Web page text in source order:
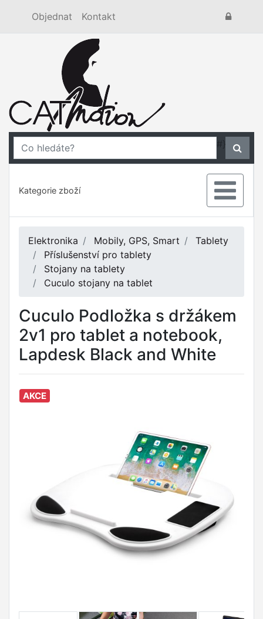
Objednat Kontakt
#}
Kategorie zboží
Elektronika Mobily, GPS, Smart
Tablety
Příslušenství pro tablety
Stojany na tablety
Cuculo stojany na tablet
Cuculo Podložka s držákem
2v1 pro tablet a notebook,
Lapdesk Black and White
AKCE